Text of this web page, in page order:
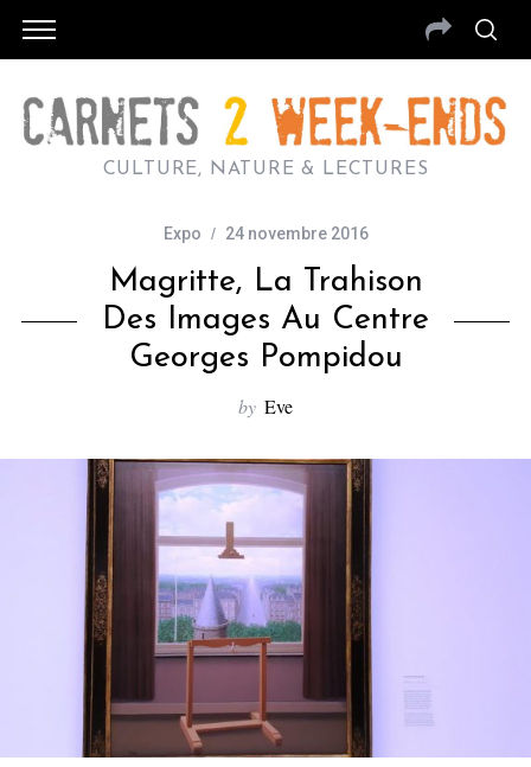
CULTURE, NATURE & LECTURES
Expo 24 novembre 2016
Magritte, La Trahison
Des Images Au Centre
Georges Pompidou
by Eve